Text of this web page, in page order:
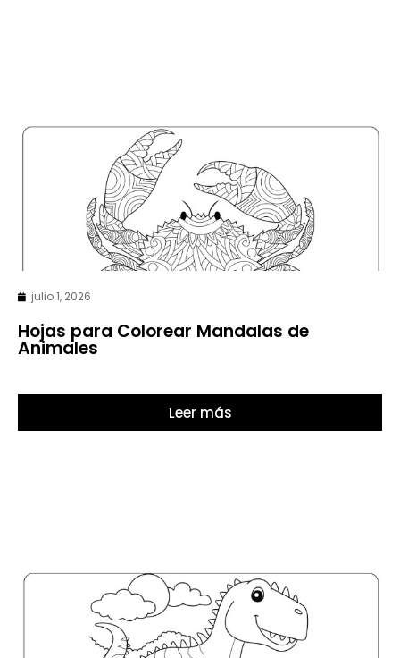
julio 1, 2026
Hojas para Colorear Mandalas de
Animales
Leer más